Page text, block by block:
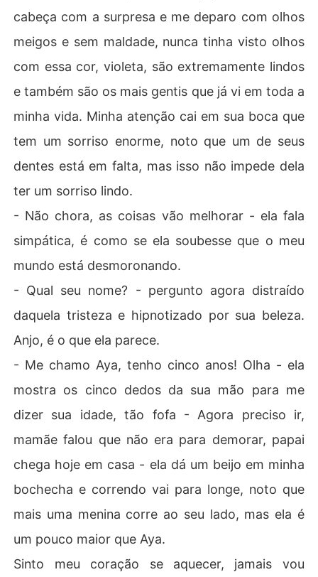
cabeça com a surpresa e me deparo com olhos
meigos e sem maldade, nunca tinha visto olhos
com essa cor, violeta, são extremamente lindos
e também são os mais gentis que já vi em toda a
minha vida. Minha atenção cai em sua boca que
tem um sorriso enorme, noto que um de seus
dentes está em falta, mas isso não impede dela
ter um sorriso lindo.
- Não chora, as coisas vão melhorar - ela fala
simpática, é como se ela soubesse que o meu
mundo está desmoronando.
- Qual seu nome? - pergunto agora distraído
daquela tristeza e hipnotizado por sua beleza.
Anjo, é o que ela parece.
- Me chamo Aya, tenho cinco anos! Olha - ela
mostra os cinco dedos da sua mão para me
dizer sua idade, tão fofa - Agora preciso ir,
mamãe falou que não era para demorar, papai
chega hoje em casa - ela dá um beijo em minha
bochecha e correndo vai para longe, noto que
mais uma menina corre ao seu lado, mas ela é
um pouco maior que Aya.
Sinto meu coração se aquecer, jamais vou